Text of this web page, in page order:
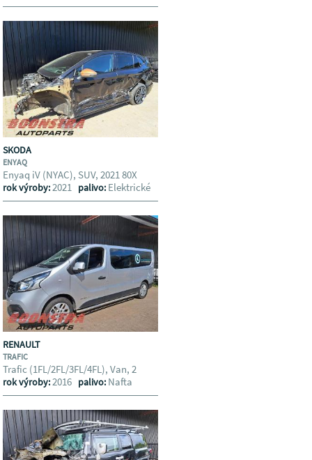
SKODA
ENYAQ
Enyaq iV (NYAC), SUV, 2021 80X
rok výroby:2021 palivo: Elektrické
RENAULT
TRAFIC
Trafic (1FL/2FL/3FL/4FL), Van, 2
rok výroby:2016 palivo: Nafta